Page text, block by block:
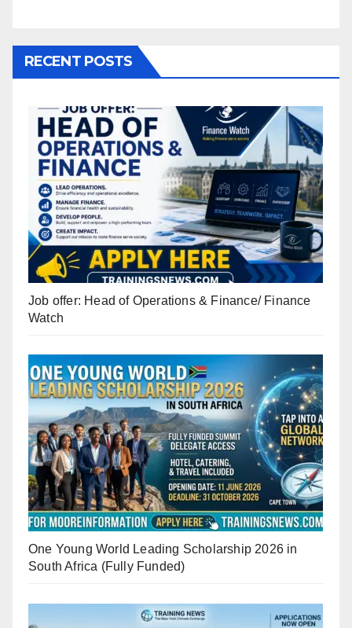
RECENT POSTS
Job offer: Head of Operations & Finance/ Finance
Watch
One Young World Leading Scholarship 2026 in
South Africa (Fully Funded)